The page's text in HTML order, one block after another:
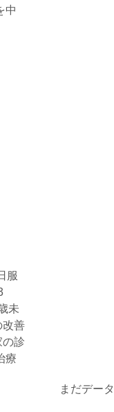
中
服
未
改善
診
療
まだデー